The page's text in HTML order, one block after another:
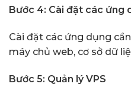
Bước 4: Cài đặt các ứng
Cài đặt các ứng dụng
máy chủ web, cơ sở dữ
Bước 5: Quản lý VPS